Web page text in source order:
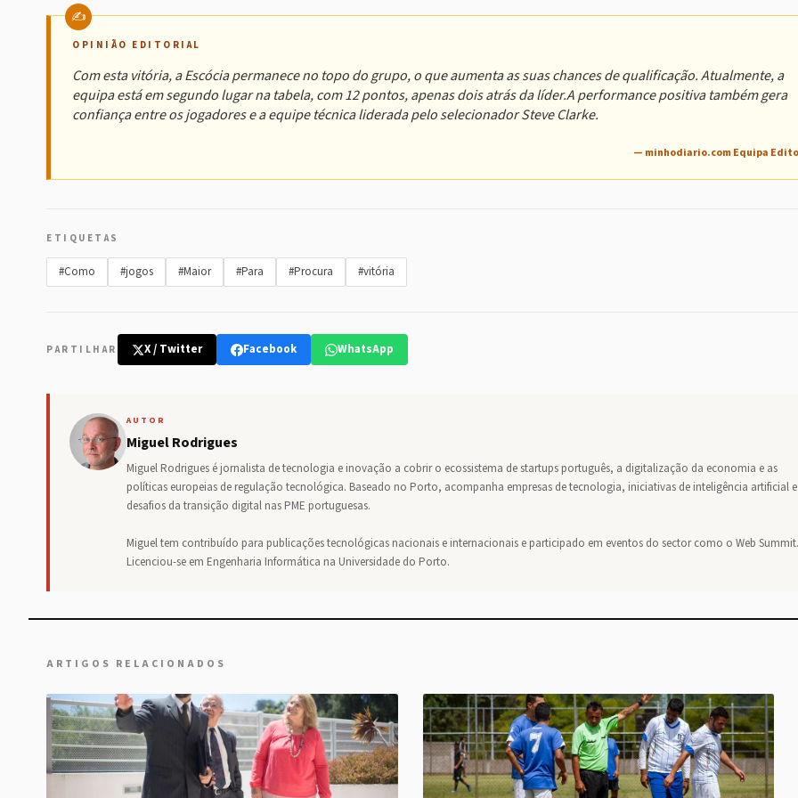
OPINIÃO EDITORIAL
Com esta vitória, a Escócia permanece no topo do grupo, o que aumenta as suas chances de qualificação. Atualmente, a
equipa está em segundo lugar na tabela, com 12 pontos, apenas dois atrás da líder.A performance positiva também gera
confiança entre os jogadores e a equipe técnica liderada pelo selecionador Steve Clarke.
— minhodiario.com Equipa
ETIQUETAS
#Como #jogos #Maior #Para #Procura #vitória
PARTILHAR X / Twitter Facebook WhatsApp
AUTOR
Miguel Rodrigues
Miguel Rodrigues é jornalista de tecnologia e inovação a cobrir o ecossistema de startups português, a digitalização da economia e as
políticas europeias de regulação tecnológica. Baseado no Porto, acompanha empresas de tecnologia, iniciativas de inteligência artificial
desafios da transição digital nas PME portuguesas.
Miguel tem contribuído para publicações tecnológicas nacionais e internacionais e participado em eventos do sector como o Web Summit.
Licenciou-se em Engenharia Informática na Universidade do Porto.
ARTIGOS RELACIONADOS